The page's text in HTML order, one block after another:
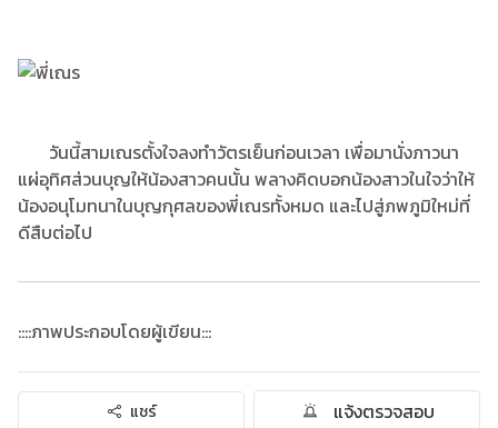
วันนี้สามเณรตั้งใจลงทำวัตรเย็นก่อนเวลา เพื่อมานั่งภาวนา
แผ่อุทิศส่วนบุญให้น้องสาวคนนั้น พลางคิดบอกน้องสาวในใจว่าให้
น้องอนุโมทนาในบุญกุศลของพี่เณรทั้งหมด และไปสู่ภพภูมิใหม่ที่
ดีสืบต่อไป
::::ภาพประกอบโดยผู้เขียน:::
แชร์ แจ้งตรวจสอบ